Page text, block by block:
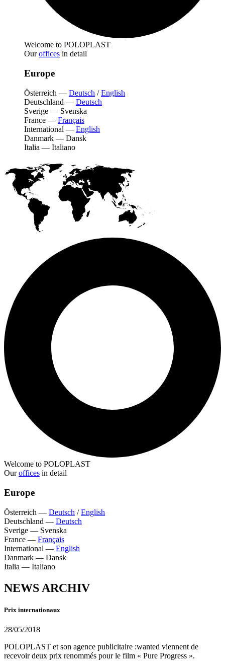
Welcome to POLOPLAST
Ouroffices in detail
Europe
Österreich — Deutsch /English
Deutschland — Deutsch
Sverige — Svenska
France — Français
International — English
Danmark — Dansk
Italia — Italiano
Welcome to POLOPLAST
Ouroffices in detail
Europe
Österreich — Deutsch /English
Deutschland — Deutsch
Sverige — Svenska
France — Français
International — English
Danmark — Dansk
Italia — Italiano
NEWS ARCHIV
Prix internationaux
28/05/2018
POLOPLAST et son agence publicitaire :wanted viennent de
recevoir deux prix renommés pour le film « Pure Progress ».